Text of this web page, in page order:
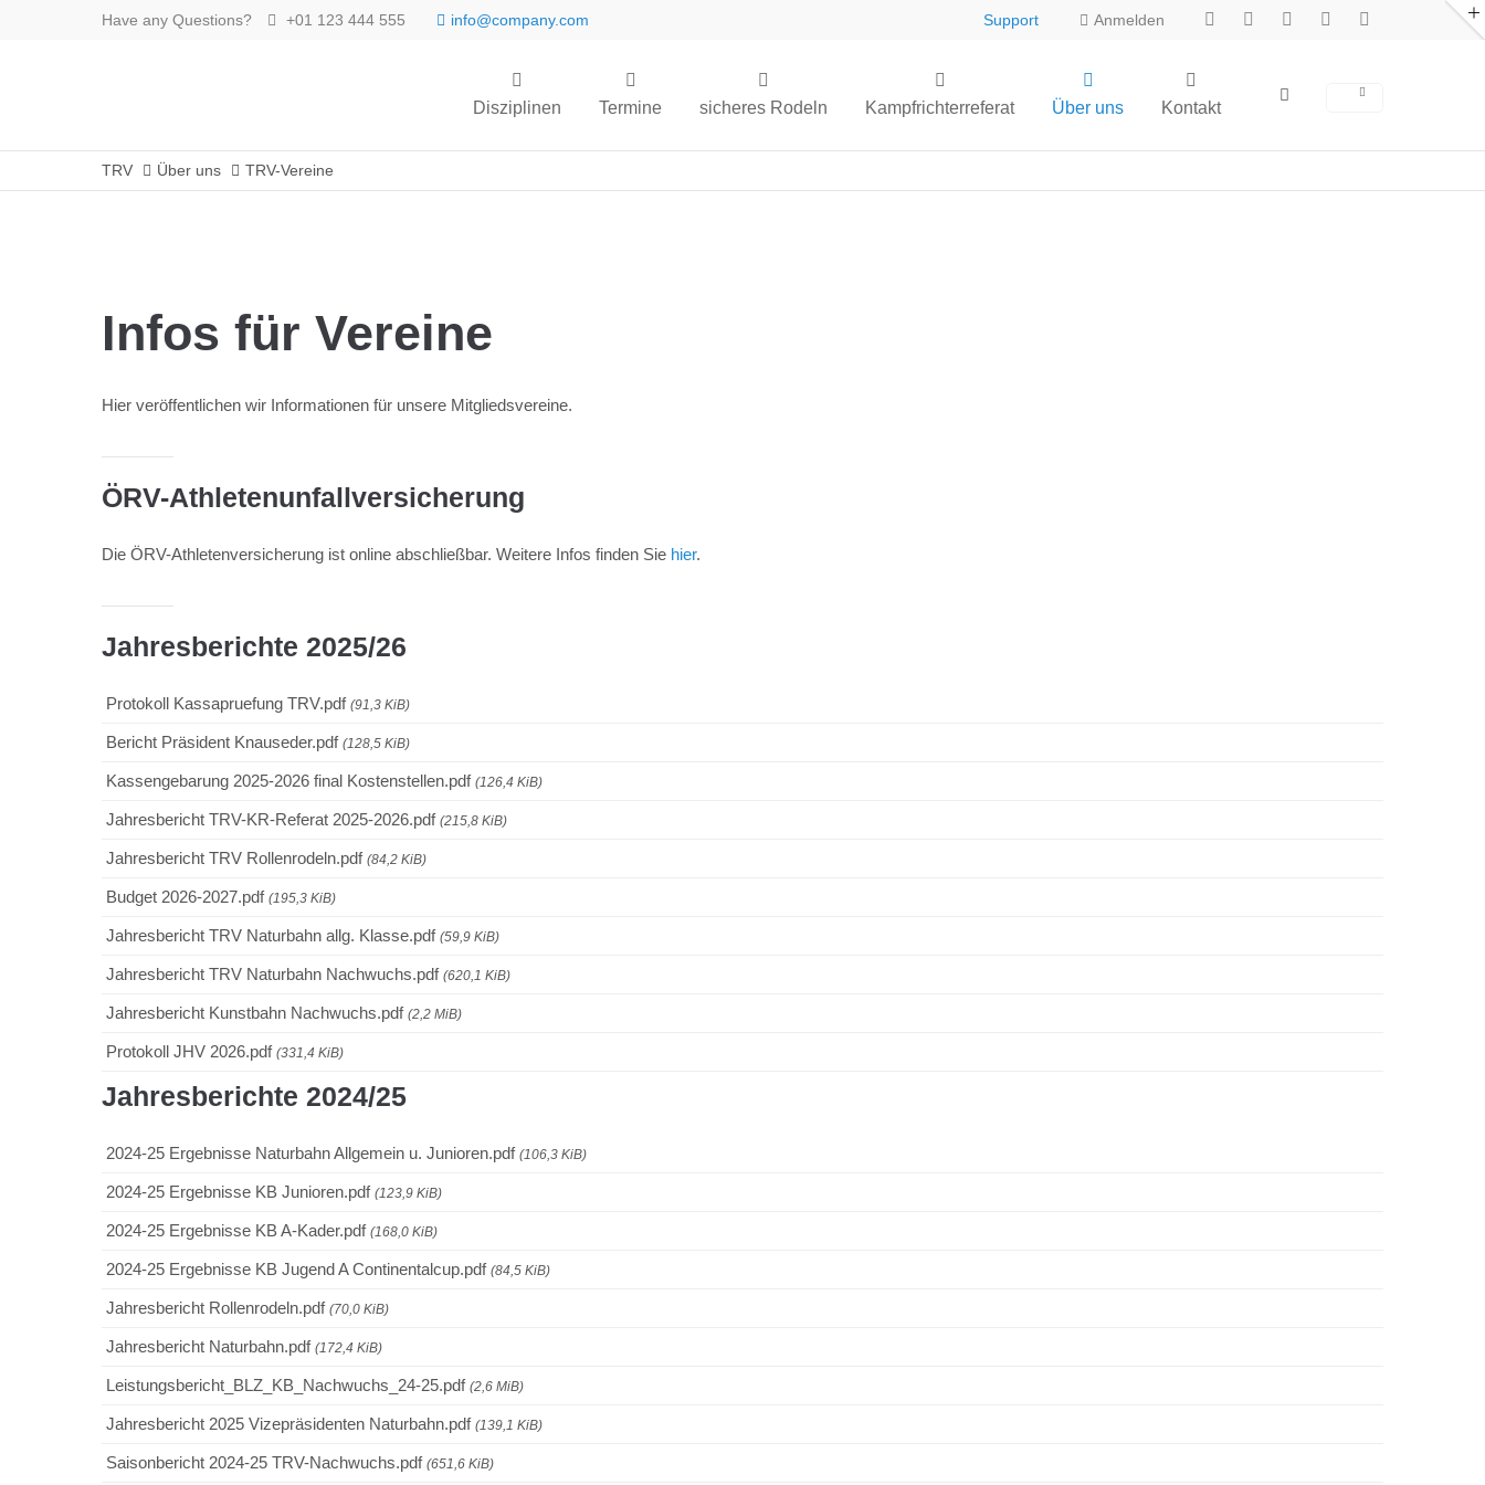
Anmelden
Support
Have any Questions? +01 123 444 555 info@company.com
Disziplinen Termine sicheres Rodeln Kampfrichterreferat Über uns Kontakt
TRV Über uns TRV-Vereine
Infos für Vereine
Hier veröffentlichen wir Informationen für unsere Mitgliedsvereine.
ÖRV-Athletenunfallversicherung
Die ÖRV-Athletenversicherung ist online abschließbar. Weitere Infos finden Sie hier.
Jahresberichte 2025/26
Protokoll Kassapruefung TRV.pdf (91,3 KiB)
Bericht Präsident Knauseder.pdf (128,5 KiB)
Kassengebarung 2025-2026 final Kostenstellen.pdf (126,4 KiB)
Jahresbericht TRV-KR-Referat 2025-2026.pdf (215,8 KiB)
Jahresbericht TRV Rollenrodeln.pdf (84,2 KiB)
Budget 2026-2027.pdf (195,3 KiB)
Jahresbericht TRV Naturbahn allg. Klasse.pdf (59,9 KiB)
Jahresbericht TRV Naturbahn Nachwuchs.pdf (620,1 KiB)
Jahresbericht Kunstbahn Nachwuchs.pdf (2,2 MiB)
Protokoll JHV 2026.pdf (331,4 KiB)
Jahresberichte 2024/25
2024-25 Ergebnisse Naturbahn Allgemein u. Junioren.pdf (106,3 KiB)
2024-25 Ergebnisse KB Junioren.pdf (123,9 KiB)
2024-25 Ergebnisse KB A-Kader.pdf (168,0 KiB)
2024-25 Ergebnisse KB Jugend A Continentalcup.pdf (84,5 KiB)
Jahresbericht Rollenrodeln.pdf (70,0 KiB)
Jahresbericht Naturbahn.pdf (172,4 KiB)
Leistungsbericht_BLZ_KB_Nachwuchs_24-25.pdf (2,6 MiB)
Jahresbericht 2025 Vizepräsidenten Naturbahn.pdf (139,1 KiB)
Saisonbericht 2024-25 TRV-Nachwuchs.pdf (651,6 KiB)